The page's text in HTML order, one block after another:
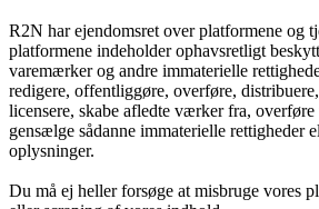
R2N har ejendomsret over platformene og
platformene indeholder ophavsretligt
varemærker og andre immaterielle
redigere, offentliggøre, overføre,
licensere, skabe afledte værker fra,
gensælge sådanne immaterielle rettigheder
oplysninger.
Du må ej heller forsøge at misbruge vores